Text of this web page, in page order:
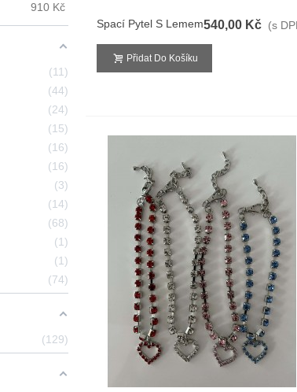
910 Kč
11
44
24
15
16
16
3
14
68
1
1
74
129
Spací Pytel S Lemem540,00 Kč (s
Přidat Do Košíku